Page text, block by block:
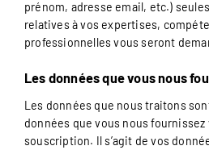
prénom, adresse email, etc.)
relatives à vos expertises,
professionnelles vous seront
Les données que vous nous
Les données que nous traitons
données que vous nous
souscription. Il s’agit de vos